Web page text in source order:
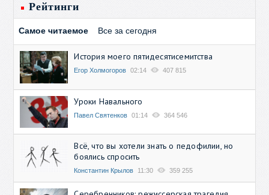
Рейтинги
Самое читаемое Все за сегодня
История моего пятидесятисемитства
Егор Холмогоров 02:14 407 815
Уроки Навального
Павел Святенков 01:14 364 546
Всё, что вы хотели знать о педофилии, но
боялись спросить
Константин Крылов 11:30 359 255